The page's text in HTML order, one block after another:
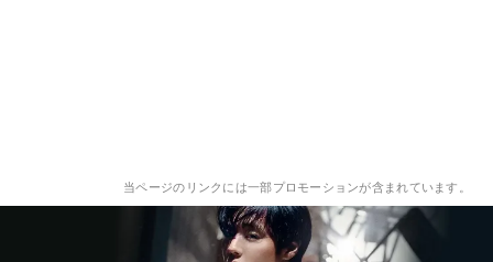
当ページのリンクには一部プロモーションが含まれています。